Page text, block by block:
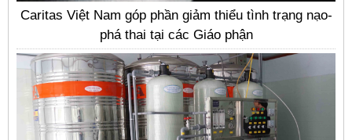
Caritas Việt Nam góp phần giảm thiểu tình trạng nạo-
phá thai tại các Giáo phận